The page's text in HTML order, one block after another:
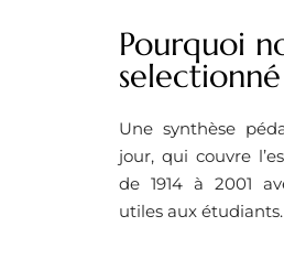
Pourquoi
Une synthèse
jour, qui couvre
de 1914 à 2001
utiles aux étudiants.